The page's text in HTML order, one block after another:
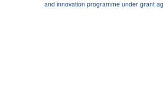
and innovation programme under grant